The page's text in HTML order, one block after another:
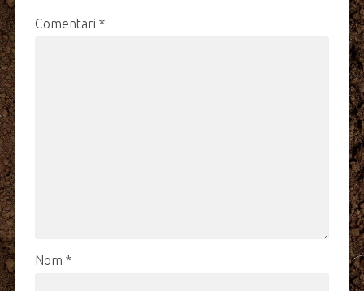
Comentari *
Nom *